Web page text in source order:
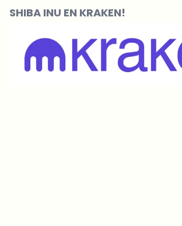
SHIBA INU EN KRAKEN!